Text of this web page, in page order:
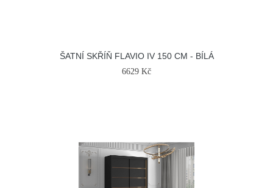
ŠATNÍ SKŘÍŇ FLAVIO IV 150 CM - BÍLÁ
6629 Kč